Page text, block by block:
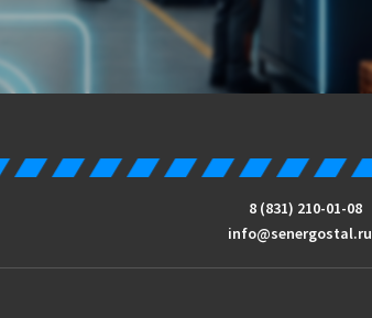
info@senergostal.ru
8 (831) 210-01-08